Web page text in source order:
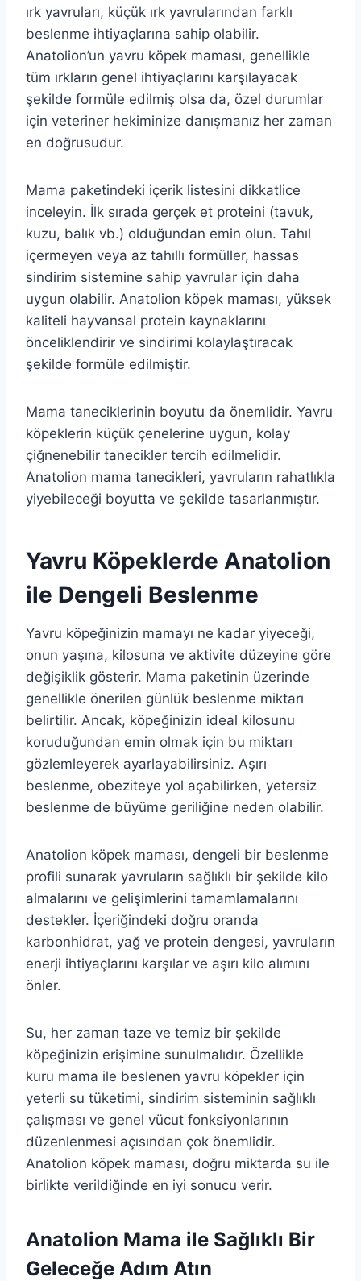
ırk yavruları, küçük ırk yavrularından farklı
beslenme ihtiyaçlarına sahip olabilir.
Anatolion’un yavru köpek maması, genellikle
tüm ırkların genel ihtiyaçlarını karşılayacak
şekilde formüle edilmiş olsa da, özel durumlar
için veteriner hekiminize danışmanız her zaman
en doğrusudur.
Mama paketindeki içerik listesini dikkatlice
inceleyin. İlk sırada gerçek et proteini (tavuk,
kuzu, balık vb.) olduğundan emin olun. Tahıl
içermeyen veya az tahıllı formüller, hassas
sindirim sistemine sahip yavrular için daha
uygun olabilir. Anatolion köpek maması, yüksek
kaliteli hayvansal protein kaynaklarını
önceliklendirir ve sindirimi kolaylaştıracak
şekilde formüle edilmiştir.
Mama taneciklerinin boyutu da önemlidir. Yavru
köpeklerin küçük çenelerine uygun, kolay
çiğnenebilir tanecikler tercih edilmelidir.
Anatolion mama tanecikleri, yavruların rahatlıkla
yiyebileceği boyutta ve şekilde tasarlanmıştır.
Yavru Köpeklerde Anatolion
ile Dengeli Beslenme
Yavru köpeğinizin mamayı ne kadar yiyeceği,
onun yaşına, kilosuna ve aktivite düzeyine göre
değişiklik gösterir. Mama paketinin üzerinde
genellikle önerilen günlük beslenme miktarı
belirtilir. Ancak, köpeğinizin ideal kilosunu
koruduğundan emin olmak için bu miktarı
gözlemleyerek ayarlayabilirsiniz. Aşırı
beslenme, obeziteye yol açabilirken, yetersiz
beslenme de büyüme geriliğine neden olabilir.
Anatolion köpek maması, dengeli bir beslenme
profili sunarak yavruların sağlıklı bir şekilde kilo
almalarını ve gelişimlerini tamamlamalarını
destekler. İçeriğindeki doğru oranda
karbonhidrat, yağ ve protein dengesi, yavruların
enerji ihtiyaçlarını karşılar ve aşırı kilo alımını
önler.
Su, her zaman taze ve temiz bir şekilde
köpeğinizin erişimine sunulmalıdır. Özellikle
kuru mama ile beslenen yavru köpekler için
yeterli su tüketimi, sindirim sisteminin sağlıklı
çalışması ve genel vücut fonksiyonlarının
düzenlenmesi açısından çok önemlidir.
Anatolion köpek maması, doğru miktarda su ile
birlikte verildiğinde en iyi sonucu verir.
Anatolion Mama ile Sağlıklı Bir
Geleceğe Adım Atın